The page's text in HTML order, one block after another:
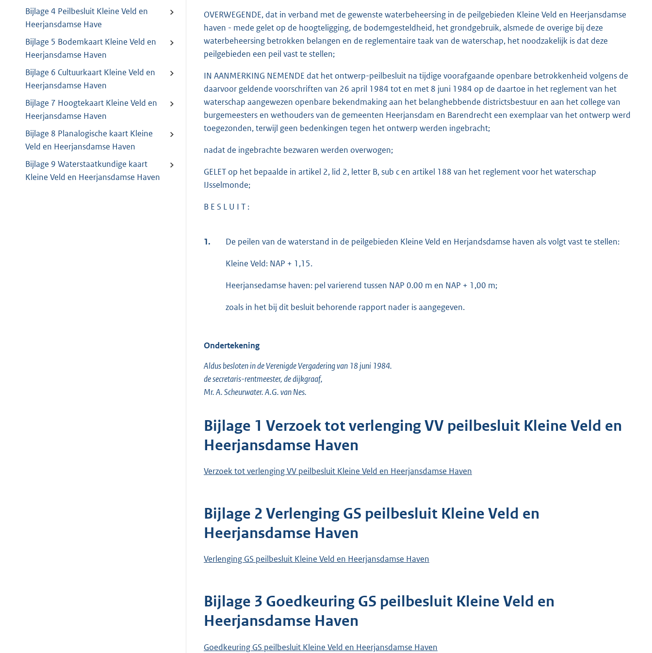
Bijlage 4 Peilbesluit Kleine Veld en
Heerjansdamse Have
Bijlage 5 Bodemkaart Kleine Veld en
Heerjansdamse Haven
Bijlage 6 Cultuurkaart Kleine Veld en
Heerjansdamse Haven
Bijlage 7 Hoogtekaart Kleine Veld en
Heerjansdamse Haven
Bijlage 8 Planalogische kaart Kleine
Veld en Heerjansdamse Haven
Bijlage 9 Waterstaatkundige kaart
Kleine Veld en Heerjansdamse Haven
OVERWEGENDE, dat in verband met de gewenste waterbeheersing in de peilgebieden Kleine Veld en Heerjansdamse
haven - mede gelet op de hoogteligging, de bodemgesteldheid, het grondgebruik, alsmede de overige bij deze
waterbeheersing betrokken belangen en de reglementaire taak van de waterschap, het noodzakelijk is dat deze
peilgebieden een peil vast te stellen;
IN AANMERKING NEMENDE dat het ontwerp-peilbesluit na tijdige voorafgaande openbare betrokkenheid volgens de
daarvoor geldende voorschriften van 26 april 1984 tot en met 8 juni 1984 op de daartoe in het reglement van het
waterschap aangewezen openbare bekendmaking aan het belanghebbende districtsbestuur en aan het college van
burgemeesters en wethouders van de gemeenten Heerjansdam en Barendrecht een exemplaar van het ontwerp werd
toegezonden, terwijl geen bedenkingen tegen het ontwerp werden ingebracht;
nadat de ingebrachte bezwaren werden overwogen;
GELET op het bepaalde in artikel 2, lid 2, letter B, sub c en artikel 188 van het reglement voor het waterschap
IJsselmonde;
B E S L U I T :
1. De peilen van de waterstand in de peilgebieden Kleine Veld en Herjandsdamse haven als volgt vast te stellen:
Kleine Veld: NAP + 1,15.
Heerjansedamse haven: pel varierend tussen NAP 0.00 m en NAP + 1,00 m;
zoals in het bij dit besluit behorende rapport nader is aangegeven.
Ondertekening
Aldus besloten in de Verenigde Vergadering van 18 juni 1984.
de secretaris-rentmeester, de dijkgraaf,
Mr. A. Scheurwater. A.G. van Nes.
Bijlage 1 Verzoek tot verlenging VV peilbesluit Kleine Veld en
Heerjansdamse Haven
Verzoek tot verlenging VV peilbesluit Kleine Veld en Heerjansdamse Haven
Bijlage 2 Verlenging GS peilbesluit Kleine Veld en
Heerjansdamse Haven
Verlenging GS peilbesluit Kleine Veld en Heerjansdamse Haven
Bijlage 3 Goedkeuring GS peilbesluit Kleine Veld en
Heerjansdamse Haven
Goedkeuring GS peilbesluit Kleine Veld en Heerjansdamse Haven